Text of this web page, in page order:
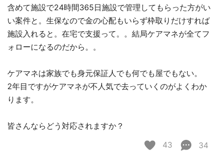
含めて施設で24時間365日施設で管理してもらった方がい
い案件と。生保なので金の心配もいらず枠取りだけすれば
施設入れると。在宅で支援って。。結局ケアマネが全てフ
ォローになるのだから。。
ケアマネは家族でも身元保証人でも何でも屋でもない。
2年目ですがケアマネが不人気で去っていくのがよくわか
ります。
皆さんならどう対応されますか？
43
34